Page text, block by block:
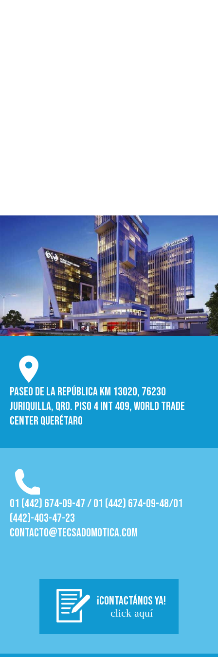
Paseo de la República Km 13020, 76230
Juriquilla, Qro. Piso 4 int 409, World trade
Center Querétaro
01 (442) 674-09-47 / 01 (442) 674-09-48/01
(442)-403-47-23
contacto@tecsadomotica.com
¡CONTACTÁNOS YA!
click aquí